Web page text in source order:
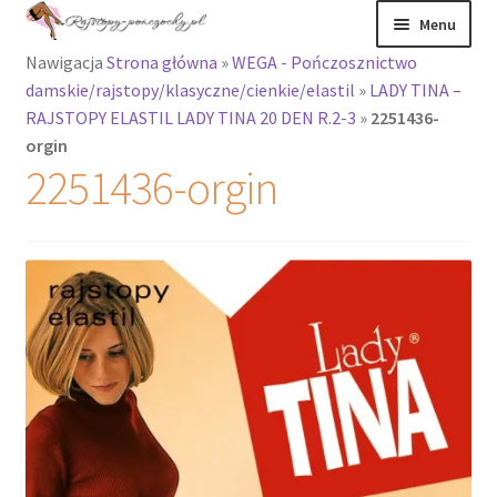
Przejdź
nawigacji
Przejdź
treści
Menu
Rajstopy
Rozwiń
menu
potomne
Rajstopy Orirose
Pończochy i
Podkolanówki i
skarpetki
Wszystkie
produkty
Recenzje
Rozwiń
Nawigacja Strona główna »WEGA - Pończosznictwo
damskie/rajstopy/klasyczne/cienkie/elastil » LADY TINA –
RAJSTOPY ELASTIL LADY TINA 20 DEN R.2-3 » 2251436-
orgin
2251436-orgin